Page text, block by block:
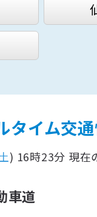
タイム交
) 16時23分 現在
車道